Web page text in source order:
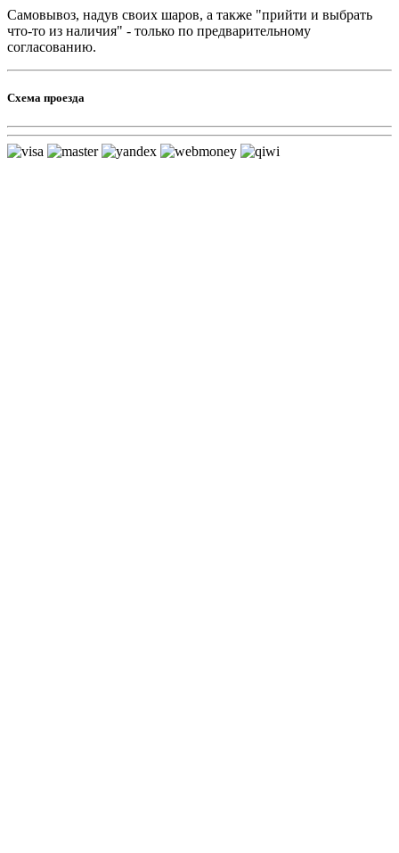
Самовывоз, надув своих шаров, а также "прийти и выбрать
что-то из наличия" - только по предварительному
согласованию.
Схема проезда